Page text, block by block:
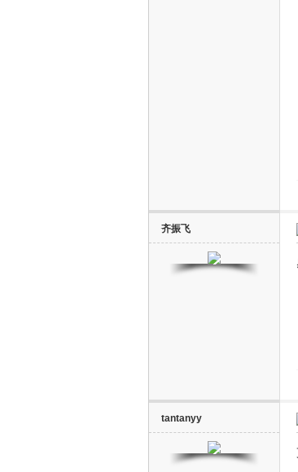
齐振飞
tantanyy